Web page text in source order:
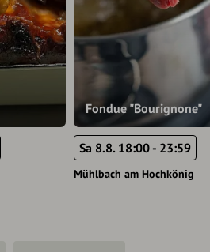
Fondue "Bourignone"
Sa 8.8. 18:00 - 23:59
Mühlbach am Hochkönig